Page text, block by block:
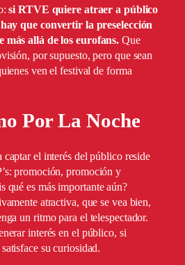
si RTVE quiere atraer a público
que convertir la preselección
más allá de los eurofans. Que
por supuesto, pero que sean
ven el festival de forma
Por La Noche
el interés del público reside
promoción, promoción y
qué es más importante aún?
atractiva, que se vea bien,
un ritmo para el telespectador.
interés en el público, si
su curiosidad.